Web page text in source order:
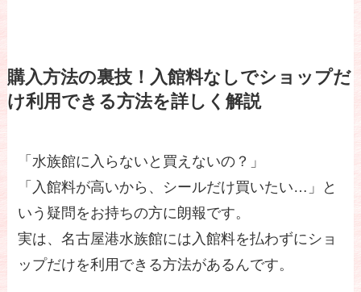
購入方法の裏技！入館料なしでショップだ
け利用できる方法を詳しく解説
「水族館に入らないと買えないの？」
「入館料が高いから、シールだけ買いたい…」と
いう疑問をお持ちの方に朗報です。
実は、名古屋港水族館には入館料を払わずにショ
ップだけを利用できる方法があるんです。